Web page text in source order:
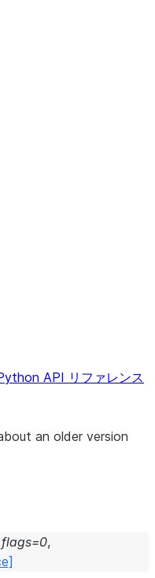
API リファレンス
an older version
flags=0,